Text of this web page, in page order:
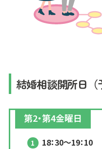
結婚相談開所日（
第2・第4金曜日
18：30～19：10